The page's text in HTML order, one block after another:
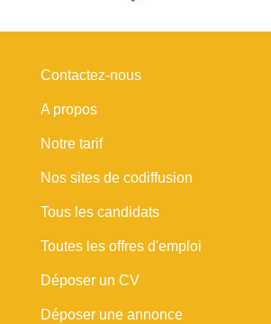
Contactez-nous
A propos
Notre tarif
Nos sites de codiffusion
Tous les candidats
Toutes les offres d'emploi
Déposer un CV
Déposer une annonce